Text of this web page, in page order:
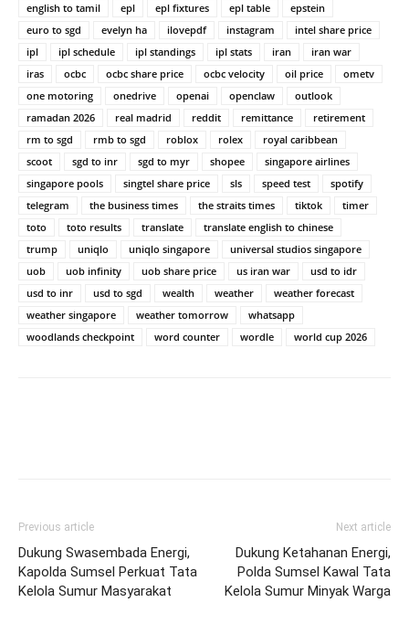
english to tamil
epl epl fixtures epl table
epstein
euro to sgd
evelyn ha ilovepdf instagram
intel share price
ipl
ipl schedule ipl standings ipl stats iran
iran war
iras
ocbc ocbc share price ocbc velocity oil price
ometv
one motoring
onedrive openai openclaw
outlook
ramadan 2026
real madrid reddit remittance
retirement
rm to sgd
rmb to sgd roblox rolex
royal caribbean
scoot
sgd to inr sgd to myr shopee
singapore airlines
singapore pools
singtel share price sls speed test
spotify
telegram
the business times the straits times tiktok
timer
toto
toto results translate
translate english to chinese
trump
uniqlo uniqlo singapore
universal studios singapore
uob
uob infinity uob share price us iran war
usd to idr
usd to inr
usd to sgd wealth weather
weather forecast
weather singapore
weather tomorrow
whatsapp
woodlands checkpoint
word counter wordle world cup 2026
Previous article
Dukung Swasembada Energi,
Kapolda Sumsel Perkuat Tata
Kelola Sumur Masyarakat
Next article
Dukung Ketahanan Energi,
Polda Sumsel Kawal Tata
Kelola Sumur Minyak Warga